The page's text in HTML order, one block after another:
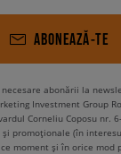
ABONEAZĂ-TE
abonării la
Investment Group
Corneliu Coposu nr.
promoționale (în
moment și în orice mod